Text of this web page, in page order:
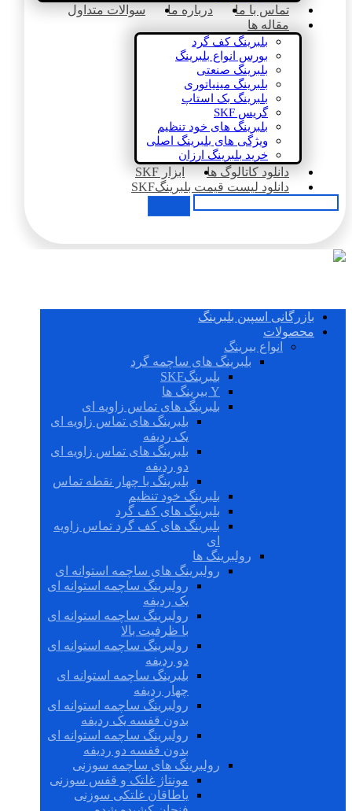
تماس با ما درباره ما
سوالات متداول
مقاله ها
بلبرینگ کف گرد
بورس انواع بلبرینگ
بلبرینگ صنعتی
بلبرینگ مینیاتوری
بلبرینگ بک استاپ
گریس SKF
بلبرینگ های خود تنظیم
ویژگی های بلبرینگ اصلی
خرید بلبرینگ ارزان
دانلود کاتالوگ ها
ابزار SKF
دانلود لیست قیمت بلبرینگSKF
بازرگانی اسپین بلبرینگ
محصولات
انواع بیرینگ
بلبرینگ های ساچمه گرد
بلبرینگSKF
Y بیرینگ ها
بلبرینگ های تماس زاویه ای
بلبرینگ های تماس زاویه ای
یک ردیفه
بلبرینگ های تماس زاویه ای
دو ردیفه
بلبرینگ با چهار نقطه تماس
بلبرینگ خود تنظیم
بلبرینگ های کف گرد
بلبرینگ های کف گرد تماس زاویه
ای
رولبرینگ ها
رولبرینگ های ساچمه استوانه ای
رولبرینگ ساچمه استوانه ای
یک ردیفه
رولبرینگ ساچمه استوانه ای
با ظرفیت بالا
رولبرینگ ساچمه استوانه ای
دو ردیفه
بلبرینگ ساچمه استوانه ای
چهار ردیفه
رولبرینگ ساچمه استوانه ای
بدون قفسه یک ردیفه
رولبرینگ ساچمه استوانه ای
بدون قفسه دو ردیفه
رولبرینگ های ساچمه سوزنی
مونتاژ غلتک و قفس سوزنی
یاطاقان غلتکی سوزنی